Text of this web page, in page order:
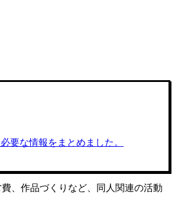
要な情報をまとめました。
、作品づくりなど、同人関連の活動